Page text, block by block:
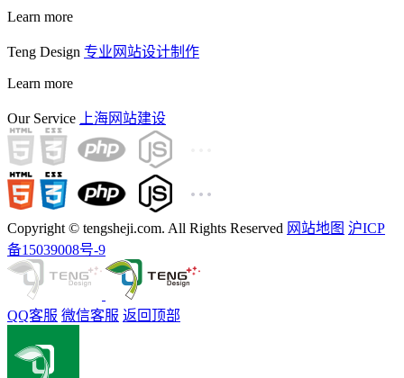
Learn more
Teng Design 专业网站设计制作
Learn more
Our Service 上海网站建设
Copyright © tengsheji.com. All Rights Reserved 网站地图 沪ICP
备15039008号-9
QQ客服 微信客服 返回顶部